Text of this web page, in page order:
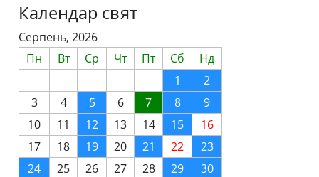
Календар свят
Серпень, 2026
Пн
Вт Ср Чт Пт Сб
Нд
1
2
3
4 5 6 7 8
9
10
11 12 13 14 15
16
17
18 19 20 21 22
23
24
25 26 27 28 29
30